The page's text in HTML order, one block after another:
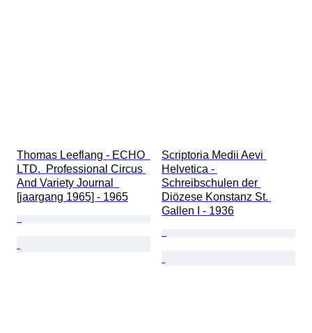
Thomas Leeflang - ECHO
LTD.  Professional Circus
And Variety Journal
[jaargang 1965] - 1965
Scriptoria Medii Aevi
Helvetica -
Schreibschulen der
Diözese Konstanz St.
Gallen I - 1936